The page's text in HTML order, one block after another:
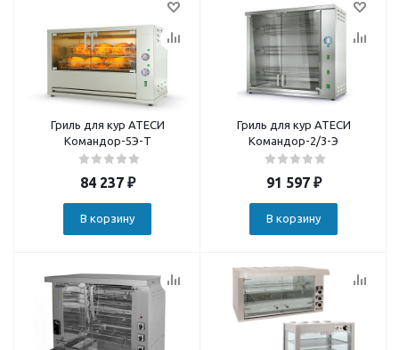
Гриль для кур АТЕСИ
Командор-5Э-Т
84 237₽
В корзину
Гриль для кур АТЕСИ
Командор-2/3-Э
91 597₽
В корзину